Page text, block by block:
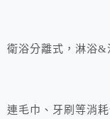
衛浴分離式，淋浴&
連毛巾、牙刷等消